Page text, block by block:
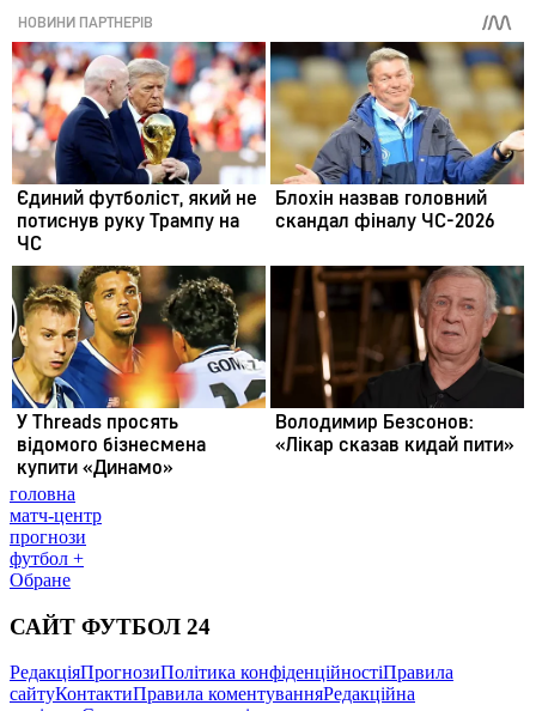
головна
матч-центр
прогнози
футбол +
Обране
САЙТ ФУТБОЛ 24
РедакціяПрогнозиПолітика конфіденційностіПравила
сайтуКонтактиПравила коментуванняРедакційна